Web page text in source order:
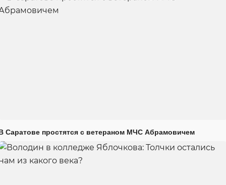
Саратове простятся с ветераном МЧС Абрамовичем